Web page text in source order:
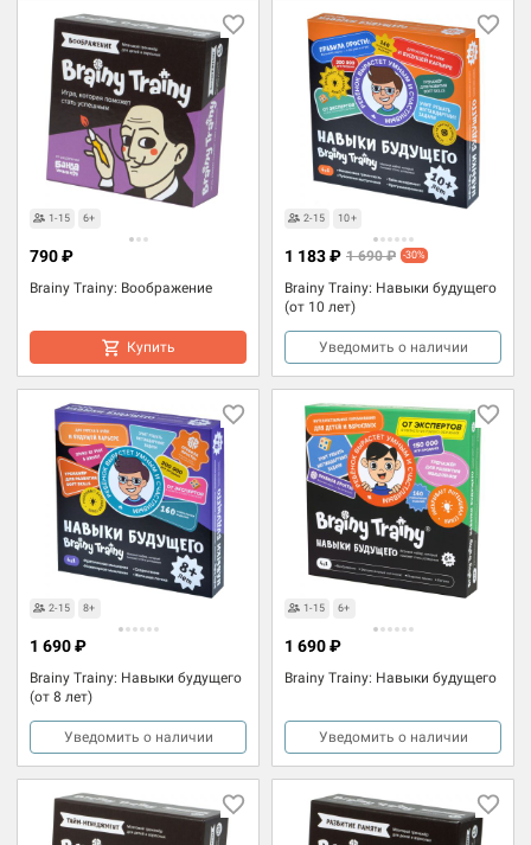
1-15 6+
Brainy Trainy: Воображение
790 ₽
Купить
2-15 10+
Brainy Trainy: Навыки будущего
(от 10 лет)
1 183 ₽ 1 690 ₽ -30%
Уведомить о наличии
2-15 8+
Brainy Trainy: Навыки будущего
(от 8 лет)
1 690 ₽
Уведомить о наличии
1-15 6+
Brainy Trainy: Навыки будущего
1 690 ₽
Уведомить о наличии